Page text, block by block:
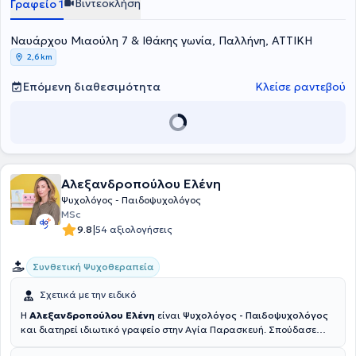
οικογένειας, προσφέρει εξατομικευμένη υποστήριξη με στόχο την
ενίσχυση της συναισθηματικής ανάπτυξης, της ανθεκτικότητας και
της ψυχικής ευημερίας.
Γραφείο 1 Βιντεοκλήση
Ναυάρχου Μιαούλη 7 & Ιθάκης γωνία, Παλλήνη, ΑΤΤΙΚΗ
2,6 km
Επόμενη διαθεσιμότητα Κλείσε ραντεβού
Αλεξανδροπούλου Ελένη
Ψυχολόγος - Παιδοψυχολόγος
MSc
9.8|54 αξιολογήσεις
Συνθετική Ψυχοθεραπεία
Σχετικά με την ειδικό
Η Αλεξανδροπούλου Ελένη είναι Ψυχολόγος - Παιδοψυχολόγος
και διατηρεί ιδιωτικό γραφείο στην Αγία Παρασκευή. Σπούδασε